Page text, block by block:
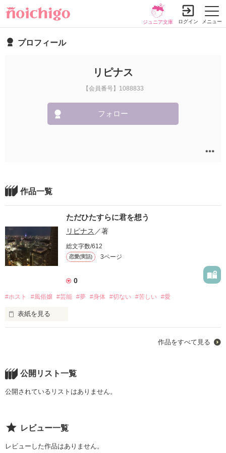
メニュー
ジュニア文庫 ログイン
プロフィール
リピナス
【会員番号】1088833
フォロー
作品一覧
ただひたすらに君を想う
リピナス ／著
総文字数/612
恋愛(実話) 3ページ
0
#ホスト #風俗嬢 #芸能 #夢 #身体 #切ない #苦しい #愛
表紙を見る
高校生の時に出会った
愛しい貴方を
作品をすべて見る
公開リスト一覧
公開されているリストはありません。
レビュー一覧
レビューした作品はありません。